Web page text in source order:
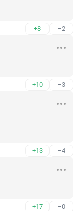
+8 –2
+10 –3
+13 –4
+17 –0